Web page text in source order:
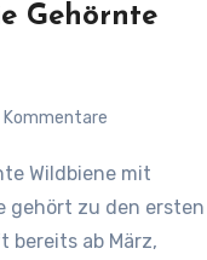
Gehörnte
Kommentare
gehört zu den ersten
bereits ab März,